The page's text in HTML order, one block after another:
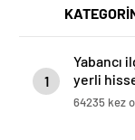
1
Yabancı
yerli
64235 kez